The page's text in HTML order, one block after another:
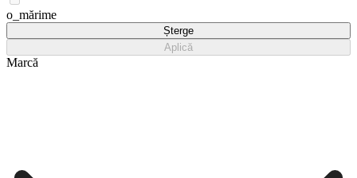
o_mărime
Șterge
Aplică
Marcă